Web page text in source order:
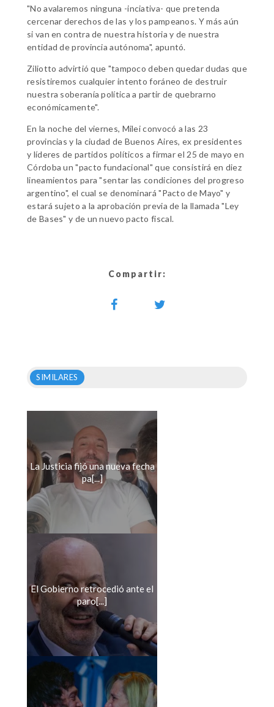
"No avalaremos ninguna -inciativa- que pretenda
cercenar derechos de las y los pampeanos. Y más aún
si van en contra de nuestra historia y de nuestra
entidad de provincia autónoma", apuntó.
Ziliotto advirtió que "tampoco deben quedar dudas que
resistiremos cualquier intento foráneo de destruir
nuestra soberanía política a partir de quebrarno
económicamente".
En la noche del viernes, Milei convocó a las 23
provincias y la ciudad de Buenos Aires, ex presidentes
y líderes de partidos políticos a firmar el 25 de mayo en
Córdoba un "pacto fundacional" que consistirá en diez
lineamientos para "sentar las condiciones del progreso
argentino", el cual se denominará "Pacto de Mayo" y
estará sujeto a la aprobación previa de la llamada "Ley
de Bases" y de un nuevo pacto fiscal.
Compartir:
SIMILARES
La Justicia fijó una nueva fecha
pa[...]
El Gobierno retrocedió ante el
paro[...]